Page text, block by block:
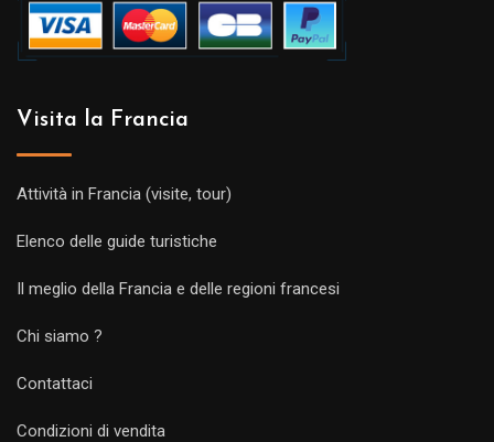
Visita la Francia
Attività in Francia (visite, tour)
Elenco delle guide turistiche
Il meglio della Francia e delle regioni francesi
Chi siamo ?
Contattaci
Condizioni di vendita